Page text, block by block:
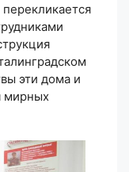
эти дома и
мирных